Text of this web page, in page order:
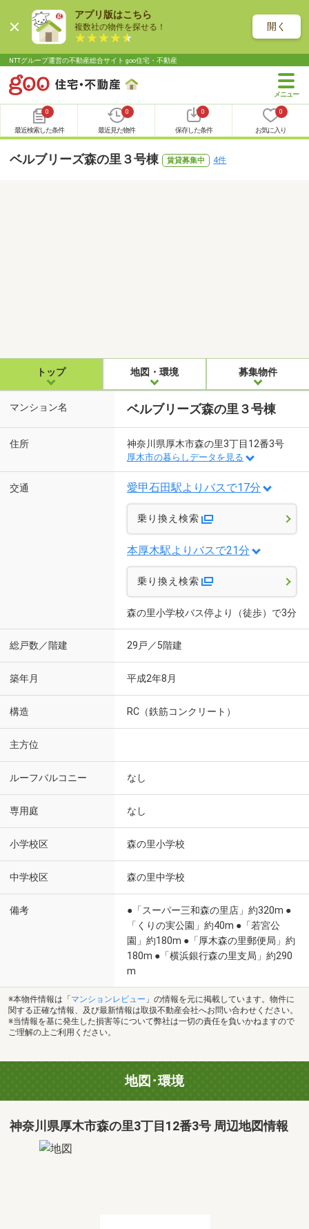
アプリ版はこちら
複数社の物件を探せる！ 開く
NTTグループ運営の不動産総合サイト goo住宅・不動産
0
最近検索した条件
0
最近見た物件
0
保存した条件
0
お気に入り
ベルブリーズ森の里３号棟 賃貸募集中 4件
トップ 地図・環境 募集物件
マンション名 ベルブリーズ森の里３号棟
住所 神奈川県厚木市森の里3丁目12番3号
厚木市の暮らしデータを見る
交通 愛甲石田駅よりバスで17分
乗り換え検索
本厚木駅よりバスで21分
乗り換え検索
森の里小学校バス停より（徒歩）で3分
総戸数／階建 29戸／5階建
築年月 平成2年8月
構造 RC（鉄筋コンクリート）
主方位
ルーフバルコニー なし
専用庭 なし
小学校区 森の里小学校
中学校区 森の里中学校
備考
●「スーパー三和森の里店」約320m ●
「くりの実公園」約40m ●「若宮公
園」約180m ●「厚木森の里郵便局」約
180m ●「横浜銀行森の里支局」約290
m
※本物件情報は「 マンションレビュー 」の情報を元に掲載しています。物件に
関する正確な情報、及び最新情報は取扱不動産会社へお問い合わせください。
※当情報を基に発生した損害等について弊社は一切の責任を負いかねますので
ご理解の上ご利用ください。
地図･環境
神奈川県厚木市森の里3丁目12番3号 周辺地図情報